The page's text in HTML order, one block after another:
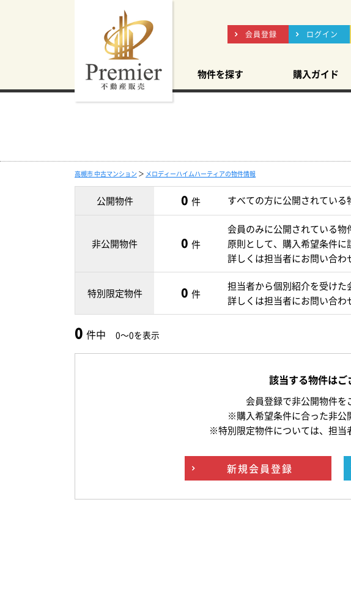
会員登録 ログイン
物件を探す 購入ガイド
高槻市 中古マンション ＞ メロディーハイムハーティアの物件情報
公開物件 0 件 すべての方に公開されている
非公開物件 0 件
会員のみに公開されている物
原則として、購入希望条件に
詳しくは担当者にお問い合わ
特別限定物件 0 件
担当者から個別紹介を受けた
詳しくは担当者にお問い合わ
0 件中 0～0を表示
該当する物件はご
会員登録で非公開物件を
※購入希望条件に合った非公
※特別限定物件については、担当
新規会員登録